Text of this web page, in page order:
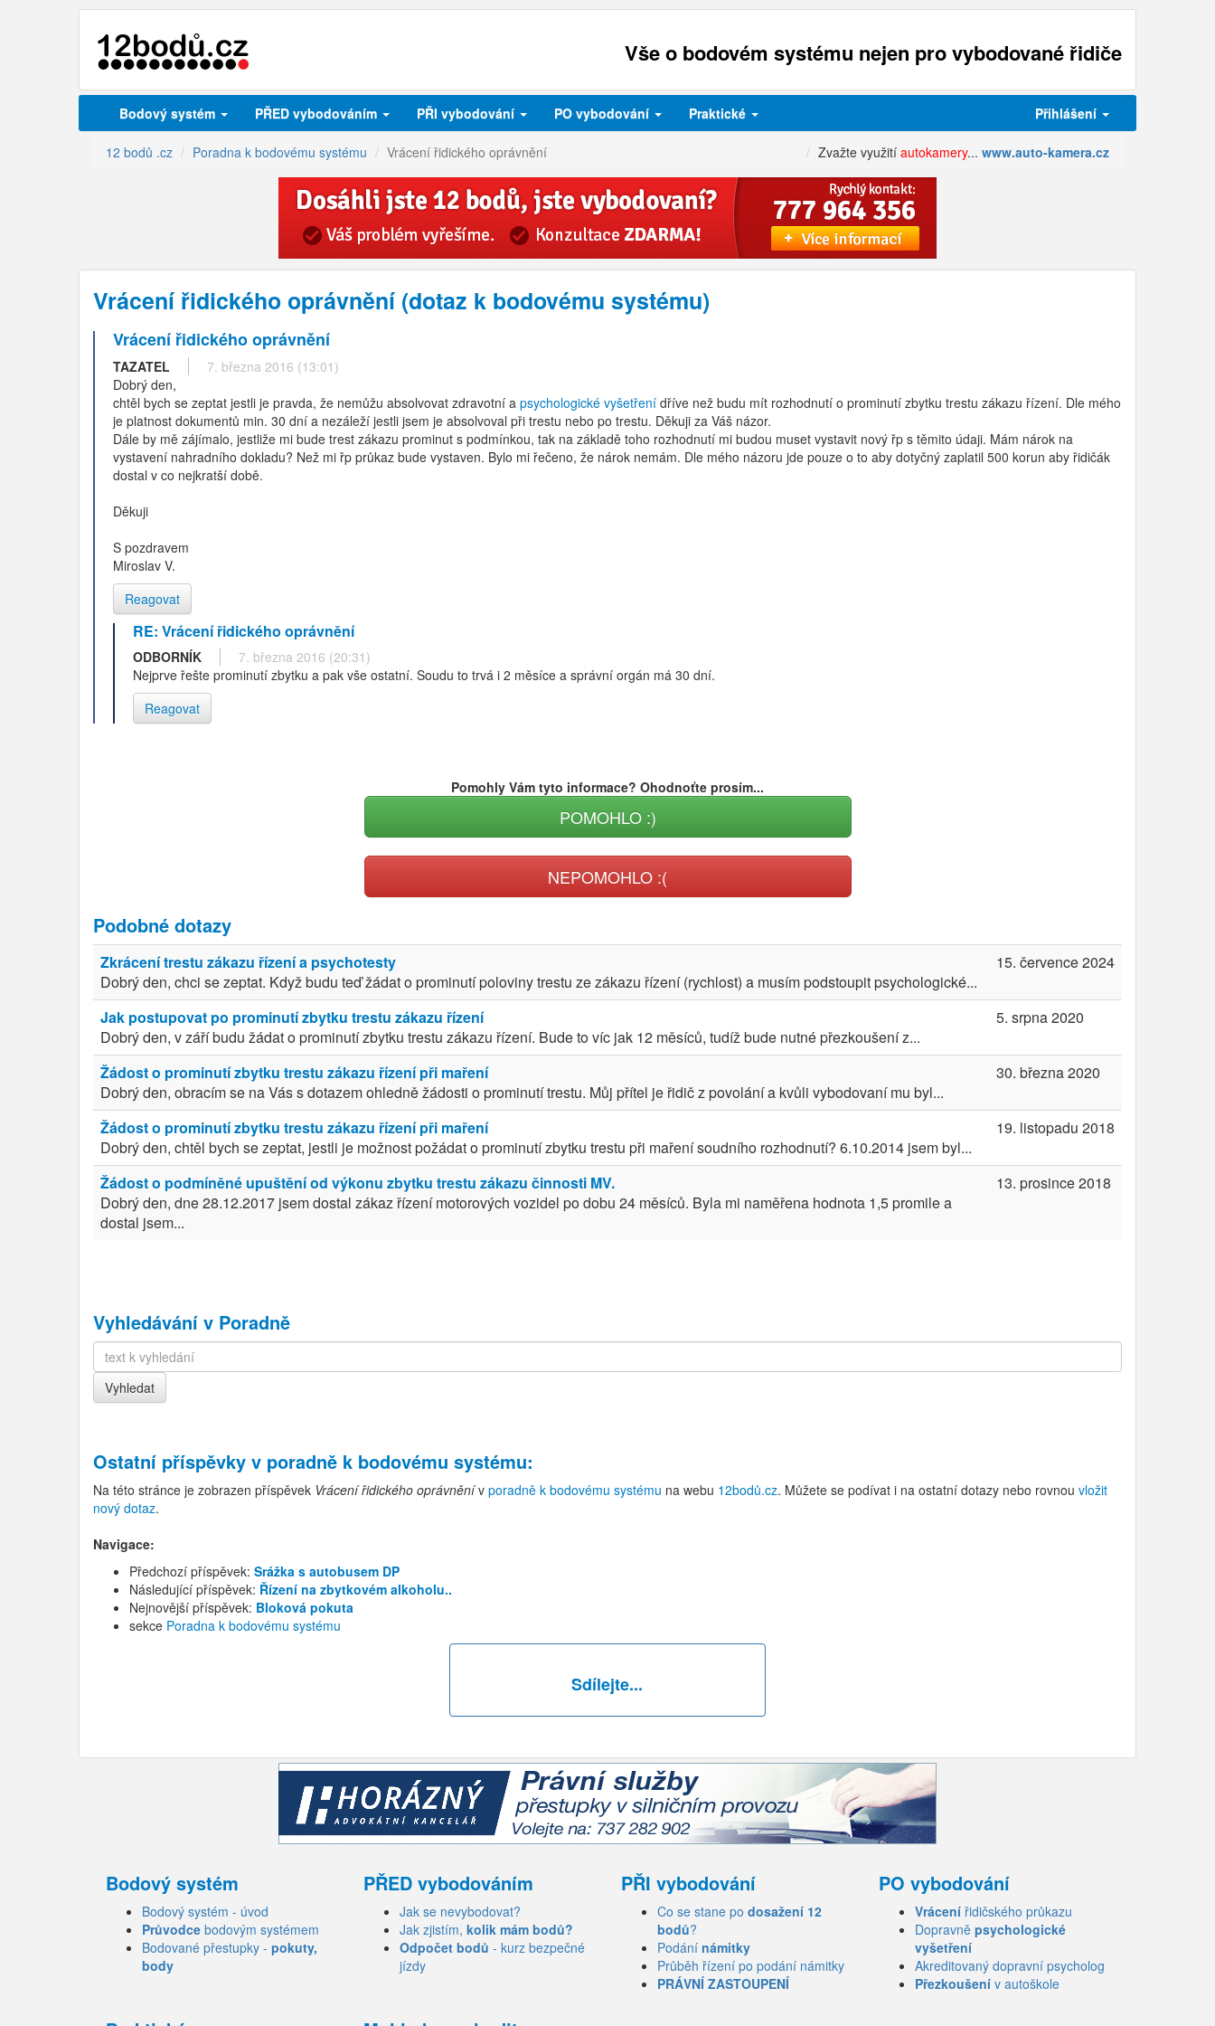
Vše o bodovém systému nejen pro vybodované řidiče
Bodový systém PŘED vybodováním PŘI vybodování PO vybodování Praktické Přihlášení
12 bodů .cz Poradna k bodovému systému Vrácení řidického oprávnění Zvažte využití autokamery... www.auto-kamera.cz
Vrácení řidického oprávnění (dotaz k bodovému systému)
Vrácení řidického oprávnění
TAZATEL
7. března 2016 (13:01)
Dobrý den,
chtěl bych se zeptat jestli je pravda, že nemůžu absolvovat zdravotní a psychologické vyšetření dříve než budu mít rozhodnutí o prominutí zbytku trestu zákazu řízení. Dle mého
je platnost dokumentů min. 30 dní a nezáleží jestli jsem je absolvoval při trestu nebo po trestu. Děkuji za Váš názor.
Dále by mě zájímalo, jestliže mi bude trest zákazu prominut s podmínkou, tak na základě toho rozhodnutí mi budou muset vystavit nový řp s těmito údaji. Mám nárok na
vystavení nahradního dokladu? Než mi řp průkaz bude vystaven. Bylo mi řečeno, že nárok nemám. Dle mého názoru jde pouze o to aby dotyčný zaplatil 500 korun aby řidičák
dostal v co nejkratší době.
Děkuji
S pozdravem
Miroslav V.
Reagovat
RE: Vrácení řidického oprávnění
ODBORNÍK
7. března 2016 (20:31)
Nejprve řešte prominutí zbytku a pak vše ostatní. Soudu to trvá i 2 měsíce a správní orgán má 30 dní.
Reagovat
Pomohly Vám tyto informace? Ohodnoťte prosím...
POMOHLO :)
NEPOMOHLO :(
Podobné dotazy
Zkrácení trestu zákazu řízení a psychotesty
Dobrý den, chci se zeptat. Když budu teď žádat o prominutí poloviny trestu ze zákazu řízení (rychlost) a musím podstoupit psychologické...
15. července 2024
Jak postupovat po prominutí zbytku trestu zákazu řízení
Dobrý den, v září budu žádat o prominutí zbytku trestu zákazu řízení. Bude to víc jak 12 měsíců, tudíž bude nutné přezkoušení z...
5. srpna 2020
Žádost o prominutí zbytku trestu zákazu řízení při maření
Dobrý den, obracím se na Vás s dotazem ohledně žádosti o prominutí trestu. Můj přítel je řidič z povolání a kvůli vybodovaní mu byl...
30. března 2020
Žádost o prominutí zbytku trestu zákazu řízení při maření
Dobrý den, chtěl bych se zeptat, jestli je možnost požádat o prominutí zbytku trestu při maření soudního rozhodnutí? 6.10.2014 jsem byl...
19. listopadu 2018
Žádost o podmíněné upuštění od výkonu zbytku trestu zákazu činnosti MV.
Dobrý den, dne 28.12.2017 jsem dostal zákaz řízení motorových vozidel po dobu 24 měsíců. Byla mi naměřena hodnota 1,5 promile a
dostal jsem...
13. prosince 2018
Vyhledávání v Poradně
Ostatní příspěvky v poradně k bodovému systému:
Na této stránce je zobrazen příspěvek Vrácení řidického oprávněnív poradně k bodovému systému na webu 12bodů.cz. Můžete se podívat i na ostatní dotazy nebo rovnou vložit
nový dotaz.
Navigace:
Předchozí příspěvek: Srážka s autobusem DP
Následující příspěvek: Řízení na zbytkovém alkoholu..
Nejnovější příspěvek: Bloková pokuta
sekce Poradna k bodovému systému
Sdílejte...
Bodový systém
Bodový systém - úvod
Průvodce bodovým systémem
Bodované přestupky - pokuty,
body
PŘED vybodováním
Jak se nevybodovat?
Jak zjistím, kolik mám bodů?
Odpočet bodů - kurz bezpečné
jízdy
PŘI vybodování
Co se stane po dosažení 12
bodů?
Podání námitky
Průběh řízení po podání námitky
PRÁVNÍ ZASTOUPENÍ
PO vybodování
Vrácení řidičského průkazu
Dopravně psychologické
vyšetření
Akreditovaný dopravní psycholog
Přezkoušení v autoškole